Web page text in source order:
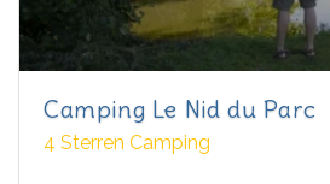
Camping Le Nid du Parc
4 Sterren Camping